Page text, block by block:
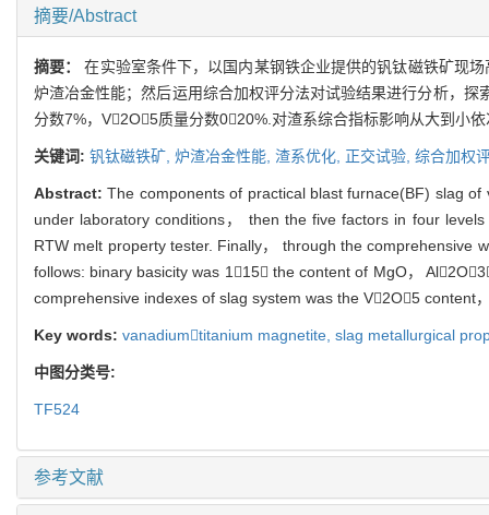
摘要/Abstract
摘要：在实验室条件下，以国内某钢铁企业提供的钒钛磁铁矿现
炉渣冶金性能；然后运用综合加权评分法对试验结果进行分析，
分数7%，V2O5质量分数020%.对渣系综合指标影响从大到小
关键词: 钒钛磁铁矿, 炉渣冶金性能, 渣系优化, 正交试验, 综合加权
Abstract:The components of practical blast furnace(BF) slag
under laboratory conditions， then the five factors in four
RTW melt property tester. Finally， through the comprehensive
follows: binary basicity was 115， the content of MgO，
comprehensive indexes of slag system was the V2O5 content
Key words: vanadiumtitanium magnetite, slag metallurgical
中图分类号:
TF524
参考文献